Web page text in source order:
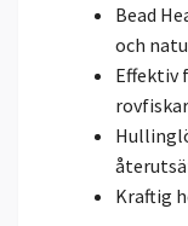
Bead
och
Effektiv
rovfiskar
Kraftig